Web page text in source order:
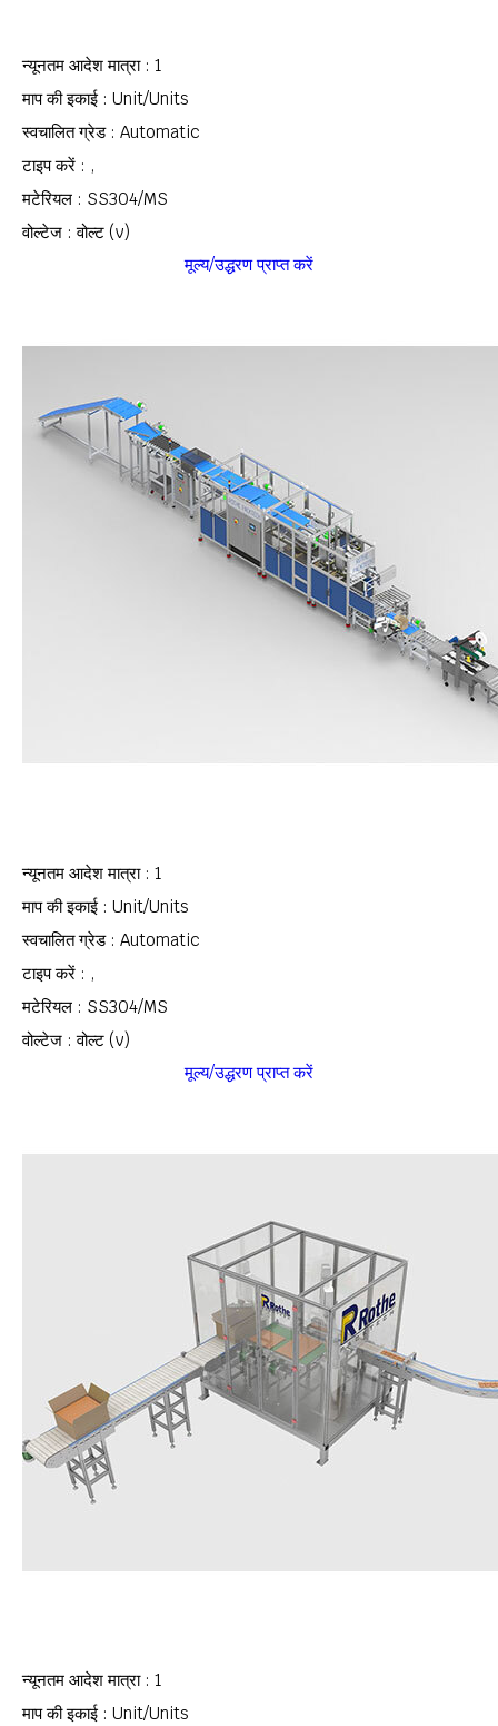
न्यूनतम आदेश मात्रा : 1
माप की इकाई : Unit/Units
स्वचालित ग्रेड : Automatic
टाइप करें : ,
मटेरियल : SS304/MS
वोल्टेज : वोल्ट (v)
मूल्य/उद्धरण प्राप्त करें
न्यूनतम आदेश मात्रा : 1
माप की इकाई : Unit/Units
स्वचालित ग्रेड : Automatic
टाइप करें : ,
मटेरियल : SS304/MS
वोल्टेज : वोल्ट (v)
मूल्य/उद्धरण प्राप्त करें
न्यूनतम आदेश मात्रा : 1
माप की इकाई : Unit/Units